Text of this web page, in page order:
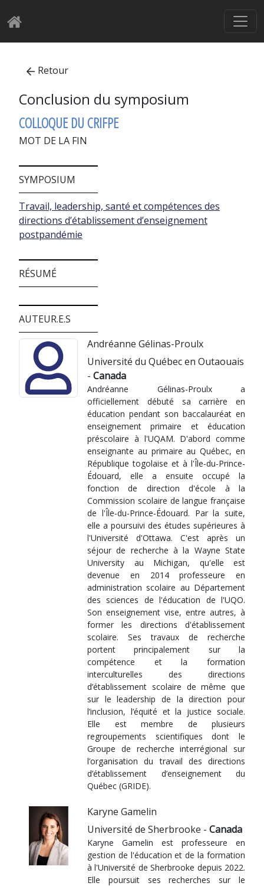
Retour
Conclusion du symposium
COLLOQUE DU CRIFPE
MOT DE LA FIN
SYMPOSIUM
Travail, leadership, santé et compétences des
directions d’établissement d’enseignement
postpandémie
RÉSUMÉ
AUTEUR.E.S
Andréanne Gélinas-Proulx
Université du Québec en Outaouais
- Canada
Andréanne Gélinas-Proulx a
officiellement débuté sa carrière en
éducation pendant son baccalauréat en
enseignement primaire et éducation
préscolaire à l'UQAM. D'abord comme
enseignante au primaire au Québec, en
République togolaise et à l'Île-du-Prince-
Édouard, elle a ensuite occupé la
fonction de direction d'école à la
Commission scolaire de langue française
de l'Île-du-Prince-Édouard. Par la suite,
elle a poursuivi des études supérieures à
l'Université d'Ottawa. C'est après un
séjour de recherche à la Wayne State
University au Michigan, qu'elle est
devenue en 2014 professeure en
administration scolaire au Département
des sciences de l'éducation de l'UQO.
Son enseignement vise, entre autres, à
former les directions d'établissement
scolaire. Ses travaux de recherche
portent principalement sur la
compétence et la formation
interculturelles des directions
d’établissement scolaire de même que
sur le leadership de la direction pour
l’inclusion, l’équité et la justice sociale.
Elle est membre de plusieurs
regroupements scientifiques dont le
Groupe de recherche interrégional sur
l’organisation du travail des directions
d’établissement d’enseignement du
Québec (GRIDE).
Karyne Gamelin
Université de Sherbrooke - Canada
Karyne Gamelin est professeure en
gestion de l'éducation et de la formation
à l'Université de Sherbrooke depuis 2022.
Elle poursuit ses recherches sur le